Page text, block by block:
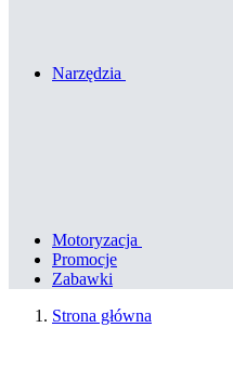
Narzędzia
Motoryzacja
Promocje
Zabawki
Strona główna